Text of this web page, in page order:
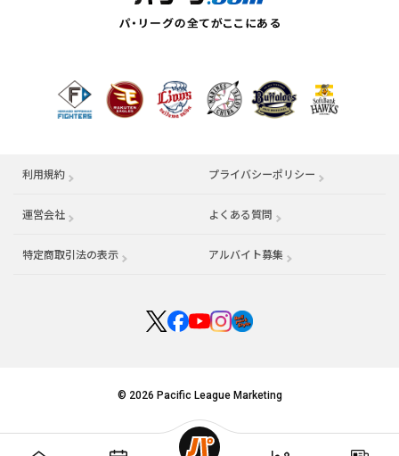
利用規約 プライバシーポリシー
運営会社 （別ウィンドウで開く） よくある質問
特定商取引法の表示 アルバイト募集 （別ウィンドウで開く
© 2026 Pacific League Marketing